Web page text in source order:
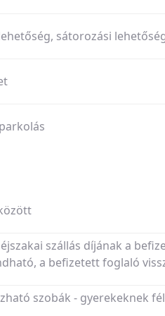
sátorozási
éjszakai szállás díjának a
a befizetett foglaló
szobák - gyerekeknek